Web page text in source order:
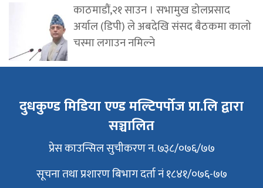
काठमाडौं,२१ साउन । सभामुख डोलप्रसाद
अर्याल (डिपी) ले अबदेखि संसद बैठकमा कालो
चस्मा लगाउन नमिल्ने
दुधकुण्ड मिडिया एण्ड मल्टिपर्पोज प्रा.लि द्वारा
सञ्चालित
प्रेस काउन्सिल सुचीकरण न. ७३८/०७६/७७
सूचना तथा प्रशारण बिभाग दर्ता नं १८४१/०७६-७७